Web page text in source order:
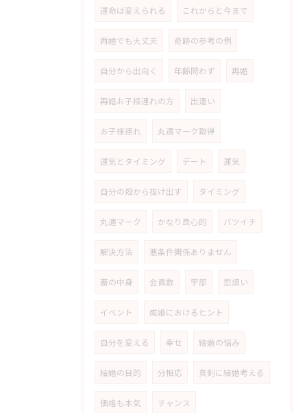
運命は変えられる これからと今まで
再婚でも大丈夫 奇跡の参考の例
自分から出向く 年齢問わず 再婚
再婚お子様連れの方 出逢い
お子様連れ 丸適マーク取得
運気とタイミング デート 運気
自分の殻から抜け出す タイミング
丸適マーク かなり良心的 バツイチ
解決方法 悪条件関係ありません
蓋の中身 会員数 宇部 恋煩い
イベント 成婚におけるヒント
自分を変える 幸せ 結婚の悩み
結婚の目的 分相応 真剣に結婚考える
価格も本気 チャンス